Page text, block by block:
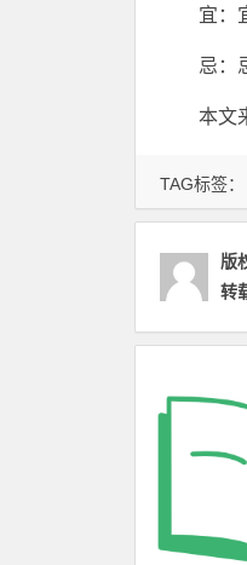
TAG标签：
宜：
忌：
本文
版
转